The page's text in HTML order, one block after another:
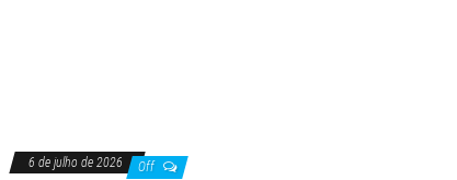
6 de julho de 2026 Off